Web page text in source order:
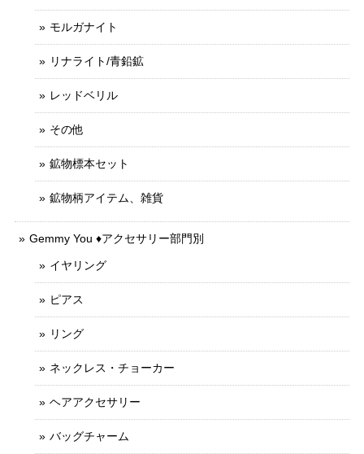
モルガナイト
リナライト/青鉛鉱
レッドベリル
その他
鉱物標本セット
鉱物柄アイテム、雑貨
Gemmy You ♦︎アクセサリー部門別
イヤリング
ピアス
リング
ネックレス・チョーカー
ヘアアクセサリー
バッグチャーム